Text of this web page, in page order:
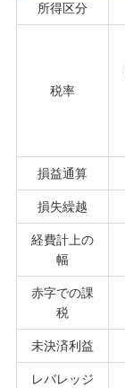
所得区分
税率
損益通算
損失繰越
経費計上の
幅
赤字での課
税
未決済利益
レバレッジ